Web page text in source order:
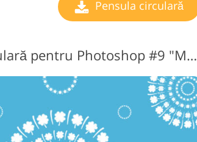
Pensula circulară
Pensula circulară pentru Photoshop #9 "Mystic Mandala"